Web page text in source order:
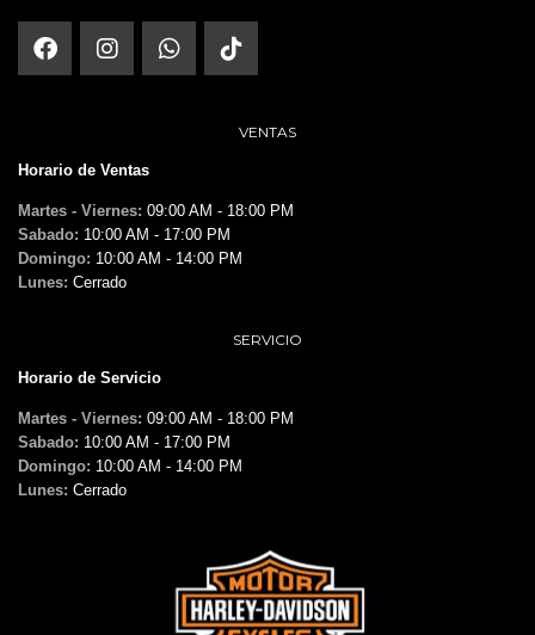
VENTAS
Horario de Ventas
Martes - Viernes: 09:00 AM - 18:00 PM
Sabado: 10:00 AM - 17:00 PM
Domingo: 10:00 AM - 14:00 PM
Lunes: Cerrado
SERVICIO
Horario de Servicio
Martes - Viernes: 09:00 AM - 18:00 PM
Sabado: 10:00 AM - 17:00 PM
Domingo: 10:00 AM - 14:00 PM
Lunes: Cerrado